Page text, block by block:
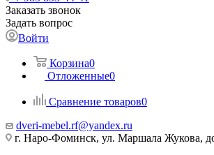
Заказать звонок
Задать вопрос
Войти
Корзина0
Отложенные0
Сравнение товаров0
dveri-mebel.rf@yandex.ru
г. Наро-Фоминск, ул. Маршала Жукова,